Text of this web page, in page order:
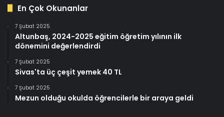
En Çok Okunanlar
7 Şubat 2025
Altunbaş, 2024-2025 eğitim öğretim yılının ilk
dönemini değerlendirdi
7 Şubat 2025
Sivas'ta üç çeşit yemek 40 TL
7 Şubat 2025
Mezun olduğu okulda öğrencilerle bir araya geldi